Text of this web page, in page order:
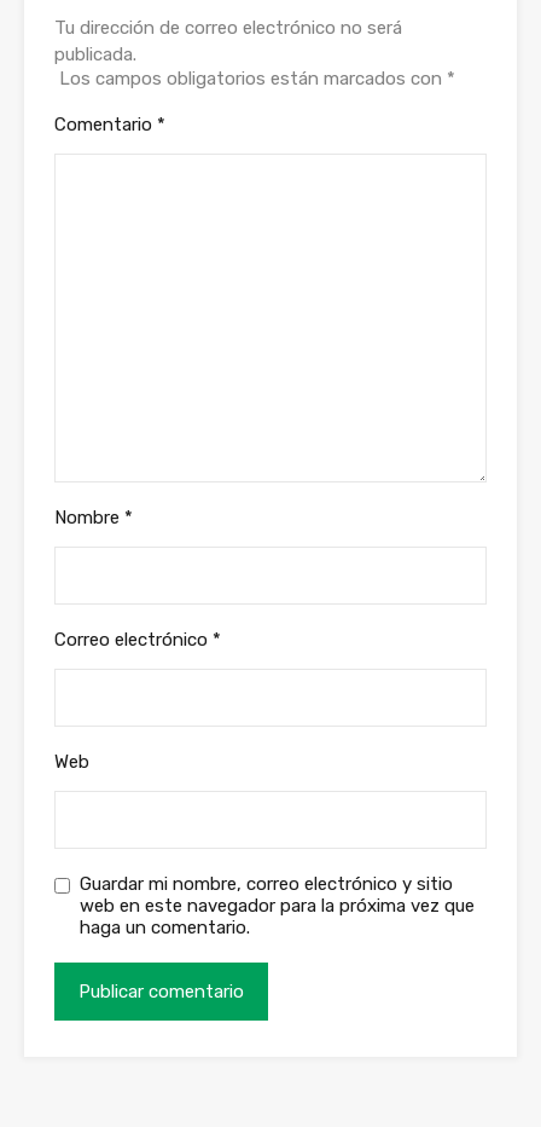
Tu dirección de correo electrónico no será
publicada.
Los campos obligatorios están marcados con *
Comentario *
Nombre *
Correo electrónico *
Web
Guardar mi nombre, correo electrónico y sitio
web en este navegador para la próxima vez que
haga un comentario.